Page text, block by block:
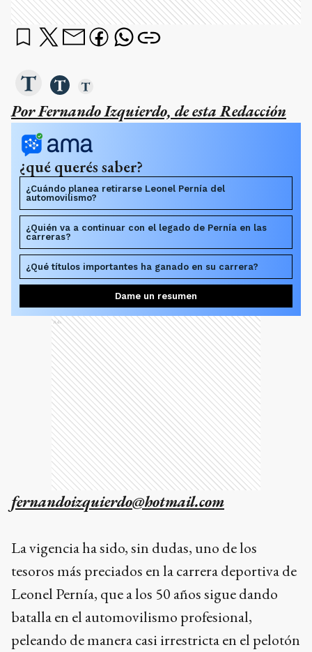
Por Fernando Izquierdo, de esta Redacción
¿qué querés saber?
¿Cuándo planea retirarse Leonel Pernía del
automovilismo?
¿Quién va a continuar con el legado de Pernía en las
carreras?
¿Qué títulos importantes ha ganado en su carrera?
Dame un resumen
Ads
fernandoizquierdo@hotmail.com
La vigencia ha sido, sin dudas, uno de los
tesoros más preciados en la carrera deportiva de
Leonel Pernía, que a los 50 años sigue dando
batalla en el automovilismo profesional,
peleando de manera casi irrestricta en el pelotón